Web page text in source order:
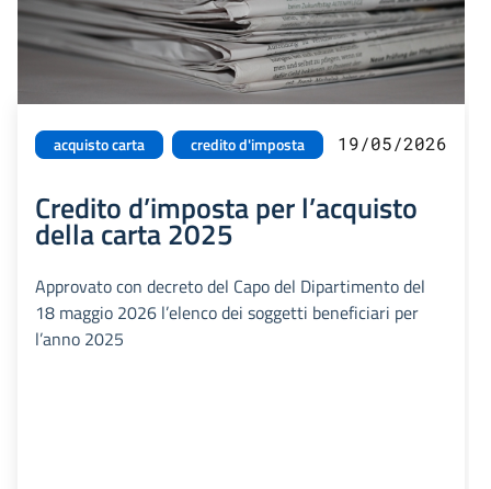
acquisto carta credito d'imposta 19/05/2026
Credito d’imposta per l’acquisto
della carta 2025
Approvato con decreto del Capo del Dipartimento del
18 maggio 2026 l’elenco dei soggetti beneficiari per
l’anno 2025